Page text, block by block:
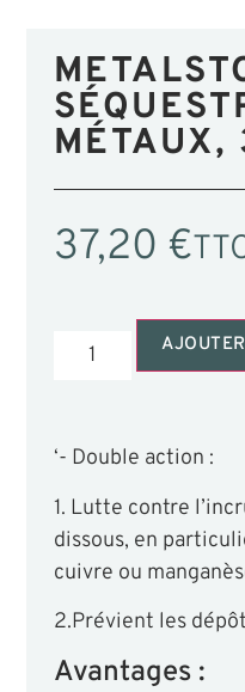
MÉTAUX,
37,20 €
‘- Double action :
1. Lutte contre
dissous, en
cuivre ou
2.Prévient les
Avantages :